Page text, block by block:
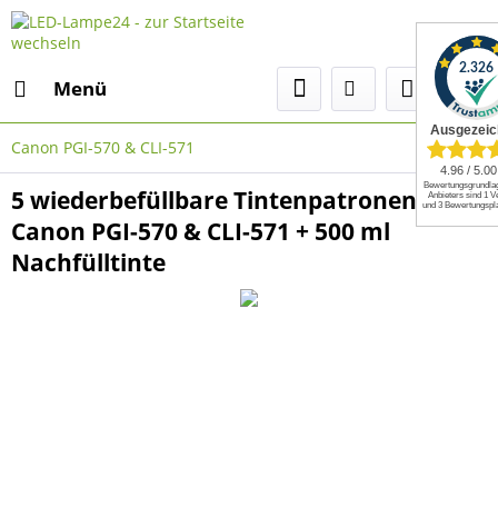
Menü
Canon PGI-570 & CLI-571
5 wiederbefüllbare Tintenpatronen
Canon PGI-570 & CLI-571 + 500 ml
Nachfülltinte